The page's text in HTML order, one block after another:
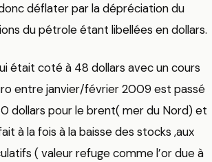
déflater par la dépréciation du
du pétrole étant libellées en dollars.
était coté à 48 dollars avec un cours
entre janvier/février 2009 est passé
dollars pour le brent( mer du Nord) et
à la fois à la baisse des stocks ,aux
( valeur refuge comme l’or due à